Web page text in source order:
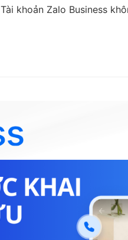
khoản Zalo Business